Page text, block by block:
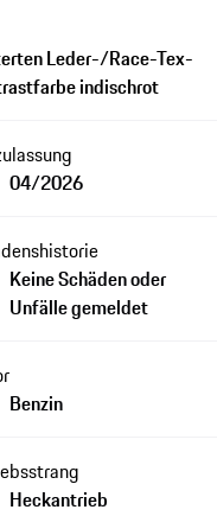
Leder-/Race-Tex-
indischrot
04/2026
Keine Schäden oder
Unfälle gemeldet
Benzin
Heckantrieb